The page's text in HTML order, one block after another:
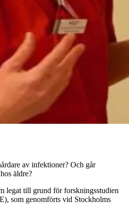
av infektioner? Och går
äldre?
legat till grund för forskningsstudien
som genomförts vid Stockholms